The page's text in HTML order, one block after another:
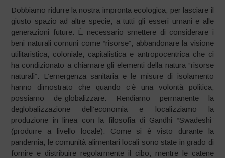
Dobbiamo ridurre la nostra impronta ecologica, per lasciare il
giusto spazio ad altre specie, a tutti gli esseri umani e alle
generazioni future. È necessario smettere di considerare i
beni naturali comuni come “risorse”, abbandonare la visione
utilitaristica, coloniale, capitalistica e antropocentrica che ci
ha condizionato a chiamare gli elementi della natura “risorse
naturali”. L’emergenza sanitaria e le misure di isolamento
hanno dimostrato che quando c’è una volontà politica,
possiamo de-globalizzare. Rendiamo permanente la
deglobalizzazione dell’economia e localizziamo la
produzione in linea con la filosofia di Gandhi “Swadeshi”
(produrre a livello locale). Come si è visto durante la
pandemia, le comunità alimentari locali sono state in grado di
fornire e distribuire regolarmente il cibo, mentre le catene